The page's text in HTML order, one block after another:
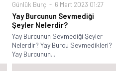
Günlük Burç 6 Mart 2023 01:27
Yay Burcunun Sevmediği
Şeyler Nelerdir?
Yay Burcunun Sevmediği Şeyler
Nelerdir? Yay Burcu Sevmedikleri?
Yay Burcunun...